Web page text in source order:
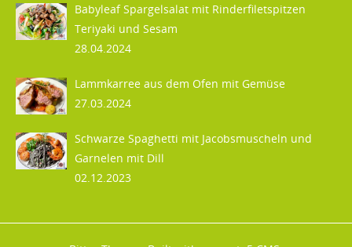
Babyleaf Spargelsalat mit Rinderfiletspitzen
Teriyaki und Sesam
28.04.2024
Lammkarree aus dem Ofen mit Gemüse
27.03.2024
Schwarze Spaghetti mit Jacobsmuscheln und
Garnelen mit Dill
02.12.2023